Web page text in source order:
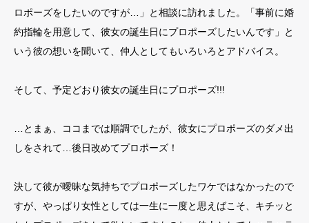
ロポーズをしたいのですが…」と相談に訪れました。「事前に婚
約指輪を用意して、彼女の誕生日にプロポーズしたいんです」と
いう彼の想いを聞いて、仲人としてもいろいろとアドバイス。
そして、予定どおり彼女の誕生日にプロポーズ!!!
…とまぁ、ココまでは順調でしたが、彼女にプロポーズのダメ出
しをされて…後日改めてプロポーズ！
決して彼が曖昧な気持ちでプロポーズしたワケではなかったので
すが、やっぱり女性としては一生に一度と思えばこそ、キチッと